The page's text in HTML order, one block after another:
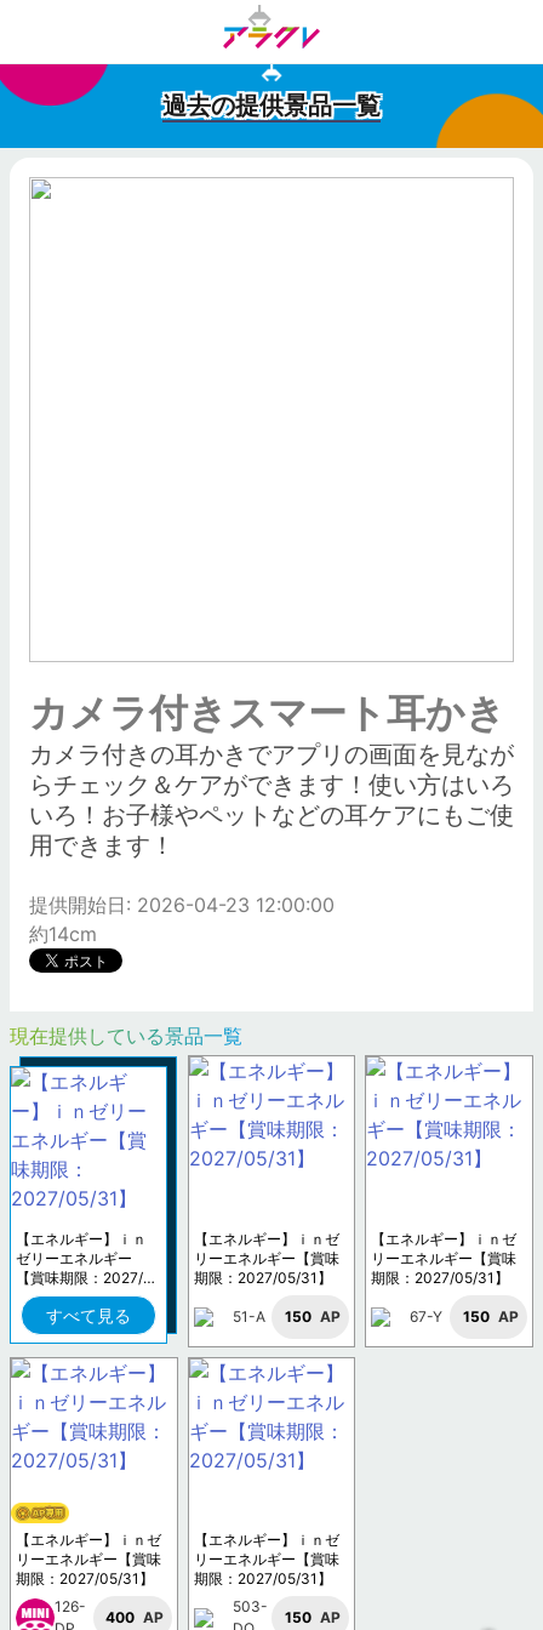
過去の提供景品一覧
カメラ付きスマート耳かき
カメラ付きの耳かきでアプリの画面を見なが
らチェック＆ケアができます！使い方はいろ
いろ！お子様やペットなどの耳ケアにもご使
用できます！
提供開始日: 2026-04-23 12:00:00
約14cm
現在提供している景品一覧
【エネルギー】ｉｎ
ゼリーエネルギー
【賞味期限：2027/0
5/31】
すべて見る
【エネルギー】ｉｎゼ
リーエネルギー【賞味
期限：2027/05/31】
51-A 150 AP
【エネルギー】ｉｎゼ
リーエネルギー【賞味
期限：2027/05/31】
67-Y 150 AP
【エネルギー】ｉｎゼ
リーエネルギー【賞味
期限：2027/05/31】
126-
400 AP
【エネルギー】ｉｎゼ
リーエネルギー【賞味
期限：2027/05/31】
503-
150 AP